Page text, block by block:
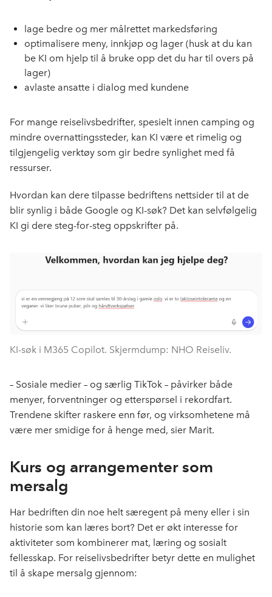
lage bedre og mer målrettet markedsføring
optimalisere meny, innkjøp og lager (husk at du kan
be KI om hjelp til å bruke opp det du har til overs på
lager)
avlaste ansatte i dialog med kundene
For mange reiselivsbedrifter, spesielt innen camping og
mindre overnattingssteder, kan KI være et rimelig og
tilgjengelig verktøy som gir bedre synlighet med få
ressurser.
Hvordan kan dere tilpasse bedriftens nettsider til at de
blir synlig i både Google og KI-søk? Det kan selvfølgelig
KI gi dere steg-for-steg oppskrifter på.
KI-søk i M365 Copilot. Skjermdump: NHO Reiseliv.
– Sosiale medier – og særlig TikTok – påvirker både
menyer, forventninger og etterspørsel i rekordfart.
Trendene skifter raskere enn før, og virksomhetene må
være mer smidige for å henge med, sier Marit.
Kurs og arrangementer som
mersalg
Har bedriften din noe helt særegent på meny eller i sin
historie som kan læres bort? Det er økt interesse for
aktiviteter som kombinerer mat, læring og sosialt
fellesskap. For reiselivsbedrifter betyr dette en mulighet
til å skape mersalg gjennom: